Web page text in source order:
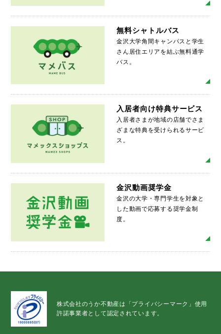
無料シャトルバス
金沢大学角間キャンパスと学生
さん居住エリアを結ぶ無料通学
バス。
入居者向け特典サービス
入居者さまが地域の店舗でさま
ざまな特典を受けられるサービ
ス。
金沢動画奨学金
金沢の大学・専門学生を対象と
した動画で応募する奨学金制
度。
株式会社のうか不動産は「プライバシーマーク」使用
許諾事業者として認定されています。